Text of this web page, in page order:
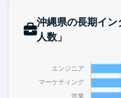
沖縄県の長期イ
人数」